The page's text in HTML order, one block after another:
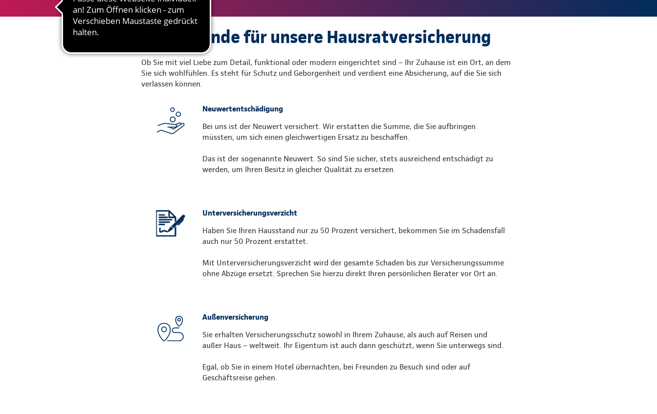
Gute Gründe für unsere Hausratversicherung
Ob Sie mit viel Liebe zum Detail, funktional oder modern eingerichtet sind – Ihr Zuhause ist ein Ort, an dem
Sie sich wohlfühlen. Es steht für Schutz und Geborgenheit und verdient eine Absicherung, auf die Sie sich
verlassen können.
Neuwertentschädigung
Bei uns ist der Neuwert versichert. Wir erstatten die Summe, die Sie aufbringen
müssten, um sich einen gleichwertigen Ersatz zu beschaffen.
Das ist der sogenannte Neuwert. So sind Sie sicher, stets ausreichend entschädigt zu
werden, um Ihren Besitz in gleicher Qualität zu ersetzen.
Unterversicherungsverzicht
Haben Sie Ihren Hausstand nur zu 50 Prozent versichert, bekommen Sie im Schadensfall
auch nur 50 Prozent erstattet.
Mit Unterversicherungsverzicht wird der gesamte Schaden bis zur Versicherungssumme
ohne Abzüge ersetzt. Sprechen Sie hierzu direkt Ihren persönlichen Berater vor Ort an.
Außenversicherung
Sie erhalten Versicherungsschutz sowohl in Ihrem Zuhause, als auch auf Reisen und
außer Haus – weltweit. Ihr Eigentum ist auch dann geschützt, wenn Sie unterwegs sind.
Egal, ob Sie in einem Hotel übernachten, bei Freunden zu Besuch sind oder auf
Geschäftsreise gehen.